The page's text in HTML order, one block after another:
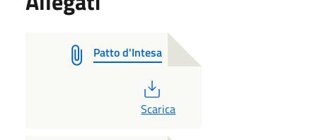
Patto d'Intesa
PDF
Scarica